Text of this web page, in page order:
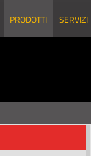
PRODOTTI SERVIZI